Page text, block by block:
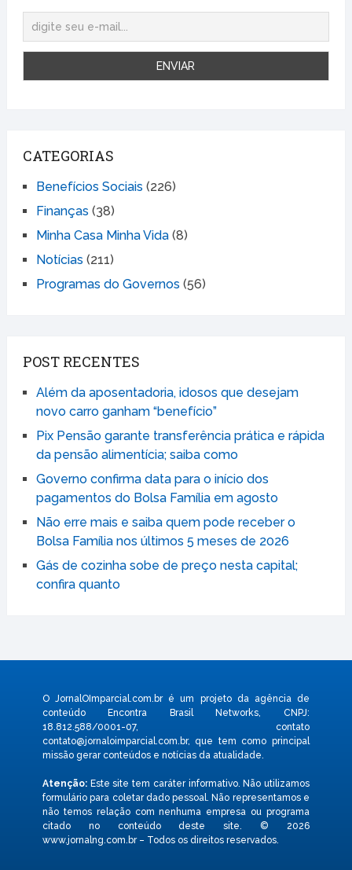
CATEGORIAS
Benefícios Sociais (226)
Finanças (38)
Minha Casa Minha Vida(8)
Notícias (211)
Programas do Governos (56)
POST RECENTES
Além da aposentadoria, idosos que desejam
novo carro ganham “benefício”
Pix Pensão garante transferência prática e rápida
da pensão alimentícia; saiba como
Governo confirma data para o início dos
pagamentos do Bolsa Família em agosto
Não erre mais e saiba quem pode receber o
Bolsa Família nos últimos 5 meses de 2026
Gás de cozinha sobe de preço nesta capital;
confira quanto
O JornalOImparcial.com.br é um projeto da agência de
conteúdo Encontra Brasil Networks, CNPJ:
18.812.588/0001-07, contato
contato@jornaloimparcial.com.br, que tem como principal
missão gerar conteúdos e notícias da atualidade.
Atenção:Este site tem caráter informativo. Não utilizamos
formulário para coletar dado pessoal. Não representamos e
não temos relação com nenhuma empresa ou programa
citado no conteúdo deste site. © 2026
www.jornalng.com.br – Todos os direitos reservados.